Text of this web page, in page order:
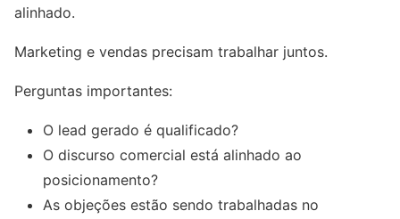
alinhado.
Marketing e vendas precisam trabalhar juntos.
Perguntas importantes:
O lead gerado é qualificado?
O discurso comercial está alinhado ao
posicionamento?
As objeções estão sendo trabalhadas no